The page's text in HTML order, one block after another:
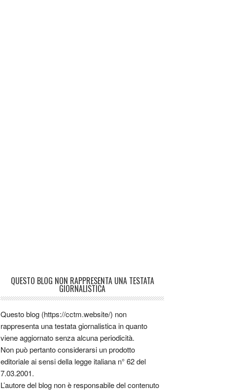
QUESTO BLOG NON RAPPRESENTA UNA TESTATA
GIORNALISTICA
Questo blog (https://cctm.website/) non
rappresenta una testata giornalistica in quanto
viene aggiornato senza alcuna periodicità.
Non può pertanto considerarsi un prodotto
editoriale ai sensi della legge italiana n° 62 del
7.03.2001.
L’autore del blog non è responsabile del contenuto